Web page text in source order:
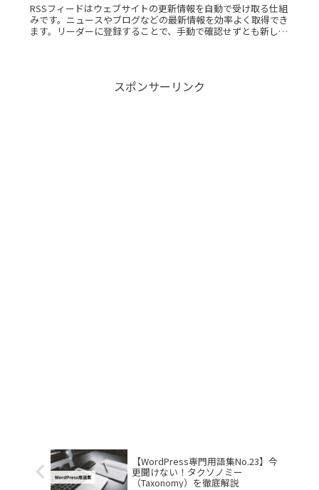
RSSフィードはウェブサイトの更新情報を自動で受け取る仕組
みです。ニュースやブログなどの最新情報を効率よく取得でき
ます。リーダーに登録することで、手動で確認せずとも新しい
スポンサーリンク
【WordPress専門用語集No.23】今
更聞けない！タクソノミー
（Taxonomy）を徹底解説